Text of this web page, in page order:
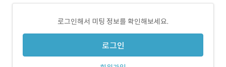
로그인해서 미팅 정보를 확인해보세요.
로그인